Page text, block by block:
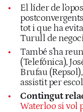
El líder de
tot i que ha
Turull de
També s'ha
(Telefónica),
Brufau
assistit per
Contingut
Waterloo si vol